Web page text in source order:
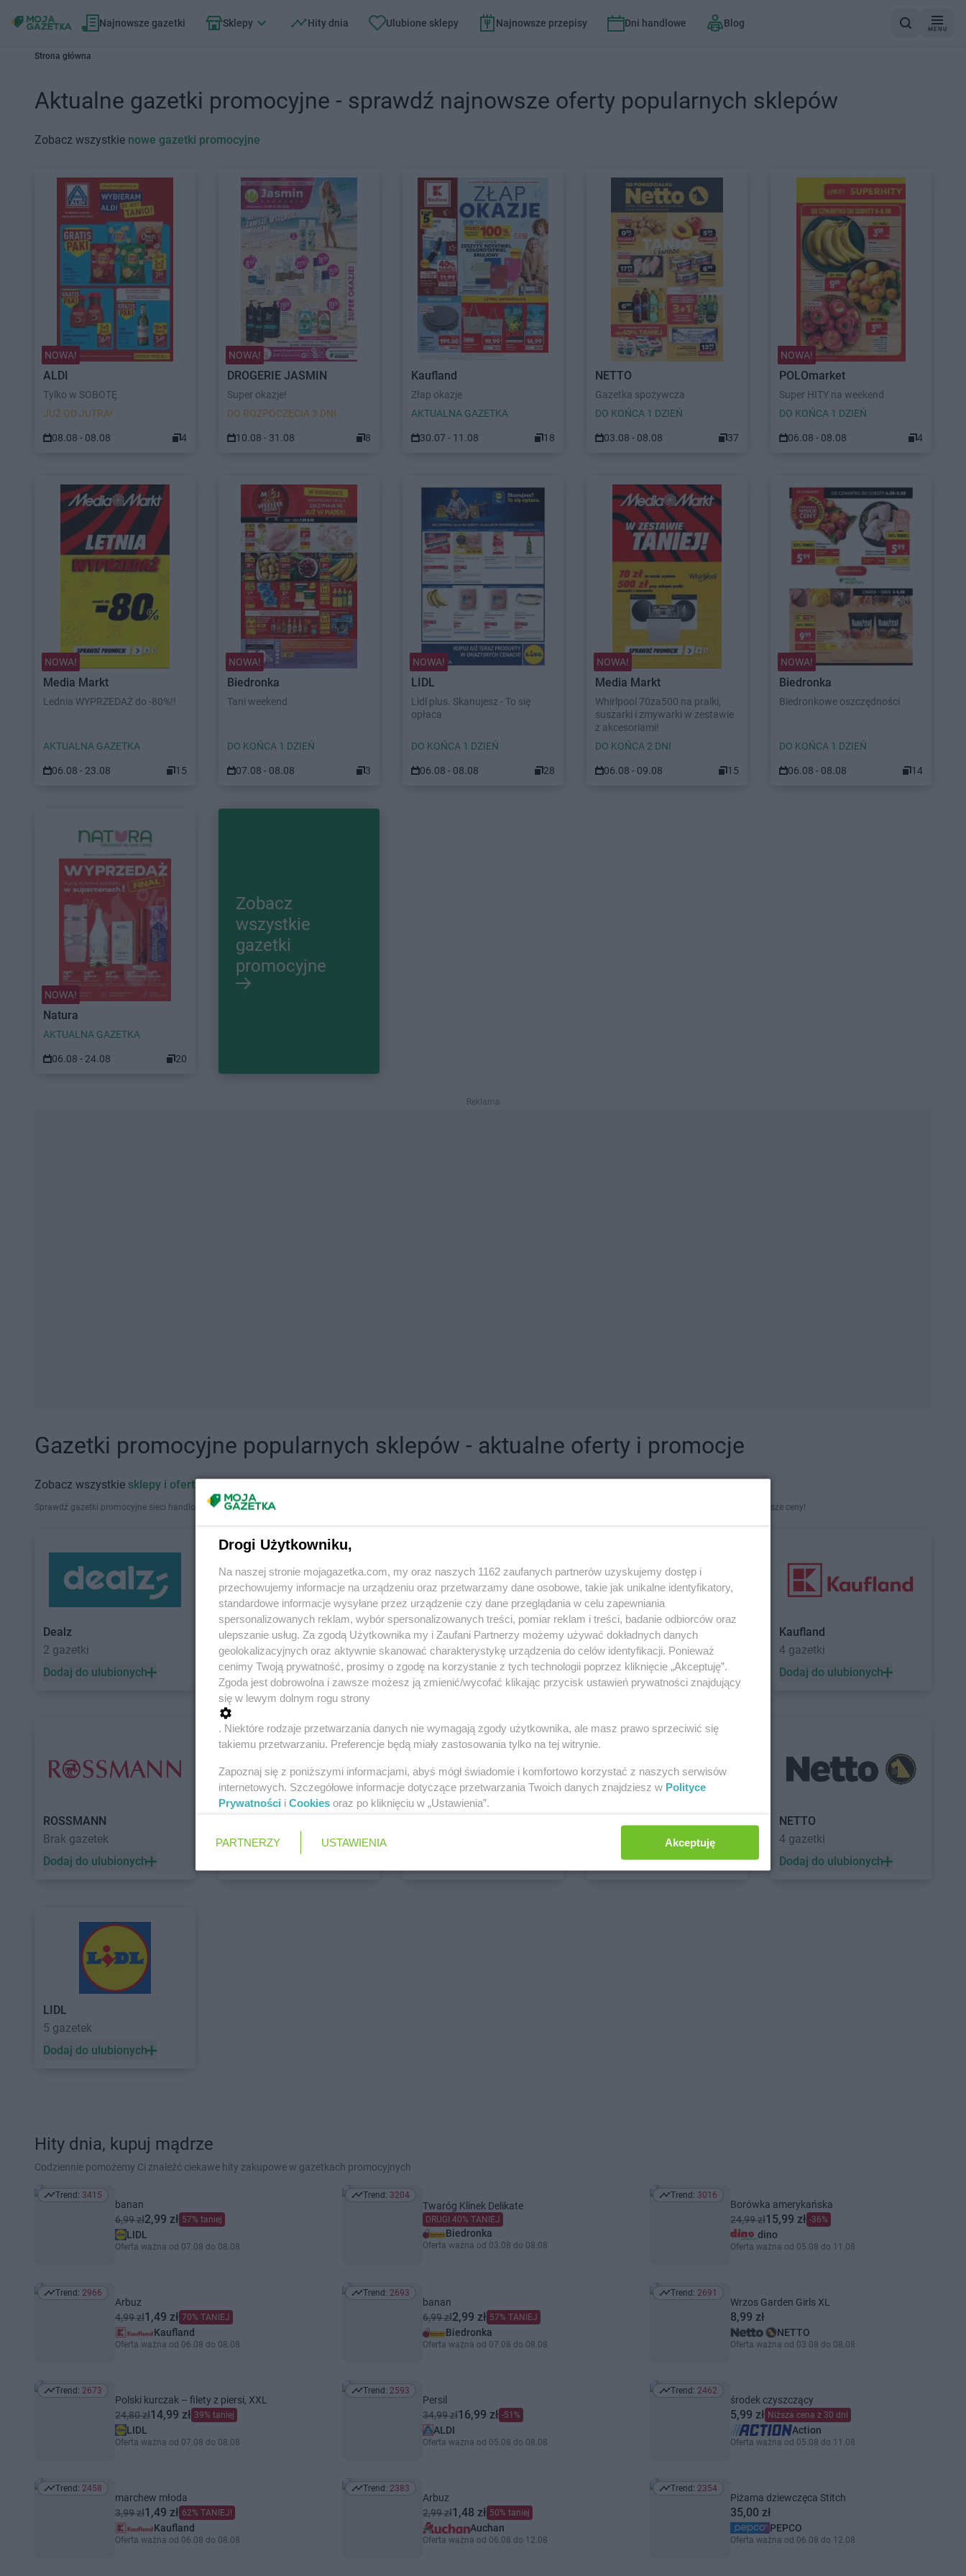
Najnowsze gazetki Sklepy Hity dnia Ulubione sklepy Najnowsze przepisy Dni handlowe Blog
MENU
Strona główna
Aktualne gazetki promocyjne - sprawdź najnowsze oferty popularnych sklepów
Zobacz wszystkie nowe gazetki promocyjne
NOWA!
ALDI
Tylko w SOBOTĘ
JUŻ OD JUTRA!
08.08 - 08.08 4
NOWA!
DROGERIE JASMIN
Super okazje!
DO ROZPOCZĘCIA 3 DNI
10.08 - 31.08 8
Kaufland
Złap okazje
AKTUALNA GAZETKA
30.07 - 11.08 18
NETTO
Gazetka spożywcza
DO KOŃCA 1 DZIEŃ
03.08 - 08.08 37
NOWA!
POLOmarket
Super HITY na weekend
DO KOŃCA 1 DZIEŃ
06.08 - 08.08 4
NOWA!
Media Markt
Lednia WYPRZEDAŻ do -80%!!
AKTUALNA GAZETKA
06.08 - 23.08 15
NOWA!
Biedronka
Tani weekend
DO KOŃCA 1 DZIEŃ
07.08 - 08.08 3
NOWA!
LIDL
Lidl plus. Skanujesz - To się
opłaca
DO KOŃCA 1 DZIEŃ
06.08 - 08.08 28
NOWA!
Media Markt
Whirlpool 70za500 na pralki,
suszarki i zmywarki w zestawie
z akcesoriami!
DO KOŃCA 2 DNI
06.08 - 09.08 15
NOWA!
Biedronka
Biedronkowe oszczędności
DO KOŃCA 1 DZIEŃ
06.08 - 08.08 14
NOWA!
Natura
AKTUALNA GAZETKA
06.08 - 24.08 20
Zobacz
wszystkie
gazetki
promocyjne
Reklama
Gazetki promocyjne popularnych sklepów - aktualne oferty i promocje
Zobacz wszystkie sklepy i oferty promocyjne
Sprawdź gazetki promocyjne sieci handlowych, które działają w Polsce. Znajdziesz tutaj sklepy należące do lokalnych sieci oraz duże, znane super- i hipermarkety. Najlepsze promocje i najniższe ceny!
Dealz
2 gazetki
Dodaj do ulubionych
POLOmarket
11 gazetek
Dodaj do ulubionych
PEPCO
1 gazetka
Dodaj do ulubionych
dino
1 gazetka
Dodaj do ulubionych
Kaufland
4 gazetki
Dodaj do ulubionych
ROSSMANN
Brak gazetek
Dodaj do ulubionych
5 gazetek
Dodaj do ulubionych
NETTO
4 gazetki
Dodaj do ulubionych
LIDL
5 gazetek
Dodaj do ulubionych
Hity dnia, kupuj mądrze
Codziennie pomożemy Ci znaleźć ciekawe hity zakupowe w gazetkach promocyjnych
Trend: 3415
Trend: 3415
banan
6,99 zł2,99 zł 57% taniej
LIDL
Oferta ważna od 07.08 do 08.08
Trend: 3204
Trend: 3204
Twaróg Klinek Delikate
DRUGI 40% TANIEJ
Biedronka
Oferta ważna od 03.08 do 08.08
Trend: 3016
Trend: 3016
Borówka amerykańska
24,99 zł15,99 zł -36%
dino
Oferta ważna od 05.08 do 11.08
Trend: 2966
Trend: 2966
Arbuz
4,99 zł1,49 zł 70% TANIEJ
Kaufland
Oferta ważna od 06.08 do 08.08
Trend: 2693
Trend: 2693
banan
6,99 zł2,99 zł 57% TANIEJ
Biedronka
Oferta ważna od 07.08 do 08.08
Trend: 2691
Trend: 2691
Wrzos Garden Girls XL
8,99 zł
NETTO
Oferta ważna od 03.08 do 08.08
Trend: 2673
Trend: 2673
Polski kurczak – filety z piersi, XXL
24,80 zł14,99 zł 39% taniej
LIDL
Oferta ważna od 07.08 do 08.08
Trend: 2593
Trend: 2593
Persil
34,99 zł16,99 zł -51%
ALDI
Oferta ważna od 05.08 do 08.08
Trend: 2462
Trend: 2462
środek czyszczący
5,99 zł Niższa cena z 30 dni
Action
Oferta ważna od 05.08 do 11.08
Trend: 2458
Trend: 2458
marchew młoda
3,99 zł1,49 zł 62% TANIEJ!
Kaufland
Oferta ważna od 06.08 do 08.08
Trend: 2383
Trend: 2383
Arbuz
2,99 zł1,48 zł 50% taniej
Auchan
Oferta ważna od 06.08 do 12.08
Trend: 2354
Trend: 2354
Piżama dziewczęca Stitch
35,00 zł
PEPCO
Oferta ważna od 06.08 do 12.08
Drogi Użytkowniku,
Na naszej stronie mojagazetka.com, my oraz naszych 1162 zaufanych partnerów uzyskujemy dostęp i
przechowujemy informacje na urządzeniu oraz przetwarzamy dane osobowe, takie jak unikalne identyfikatory,
standardowe informacje wysyłane przez urządzenie czy dane przeglądania w celu zapewniania
spersonalizowanych reklam, wybór spersonalizowanych treści, pomiar reklam i treści, badanie odbiorców oraz
ulepszanie usług. Za zgodą Użytkownika my i Zaufani Partnerzy możemy używać dokładnych danych
geolokalizacyjnych oraz aktywnie skanować charakterystykę urządzenia do celów identyfikacji. Ponieważ
cenimy Twoją prywatność, prosimy o zgodę na korzystanie z tych technologii poprzez kliknięcie „Akceptuję”.
Zgoda jest dobrowolna i zawsze możesz ją zmienić/wycofać klikając przycisk ustawień prywatności znajdujący
się w lewym dolnym rogu strony
. Niektóre rodzaje przetwarzania danych nie wymagają zgody użytkownika, ale masz prawo sprzeciwić się
takiemu przetwarzaniu. Preferencje będą miały zastosowania tylko na tej witrynie.
Zapoznaj się z poniższymi informacjami, abyś mógł świadomie i komfortowo korzystać z naszych serwisów
internetowych. Szczegółowe informacje dotyczące przetwarzania Twoich danych znajdziesz w Polityce
Prywatności i Cookies oraz po kliknięciu w „Ustawienia”.
PARTNERZY USTAWIENIA Akceptuję